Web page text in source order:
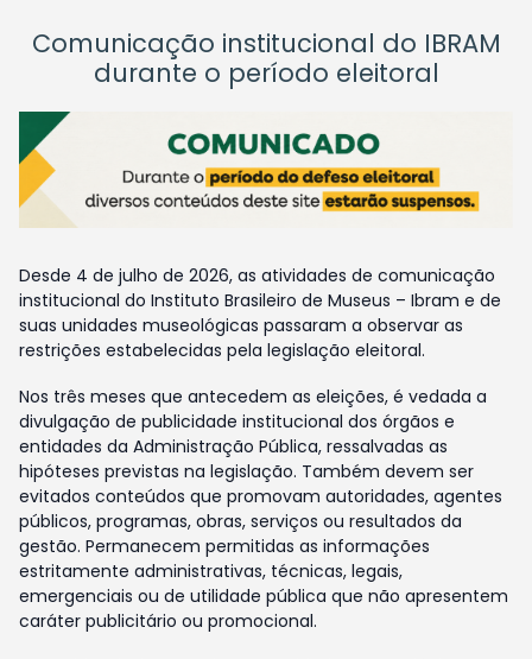
Comunicação institucional do IBRAM
durante o período eleitoral
Desde 4 de julho de 2026, as atividades de comunicação
institucional do Instituto Brasileiro de Museus – Ibram e de
suas unidades museológicas passaram a observar as
restrições estabelecidas pela legislação eleitoral.
Nos três meses que antecedem as eleições, é vedada a
divulgação de publicidade institucional dos órgãos e
entidades da Administração Pública, ressalvadas as
hipóteses previstas na legislação. Também devem ser
evitados conteúdos que promovam autoridades, agentes
públicos, programas, obras, serviços ou resultados da
gestão. Permanecem permitidas as informações
estritamente administrativas, técnicas, legais,
emergenciais ou de utilidade pública que não apresentem
caráter publicitário ou promocional.